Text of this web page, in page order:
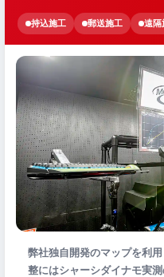
持込施工 郵送施工 遠隔
弊社独自開発のマップを利
整にはシャーシダイナモ実